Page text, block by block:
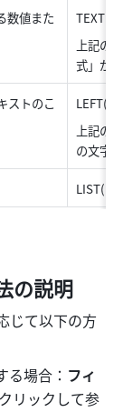
数値また
TEXT(
上記の
式」が
ストのこ
上記の
の文字
の説明
じて以下の方
場合： フィ
リックして参